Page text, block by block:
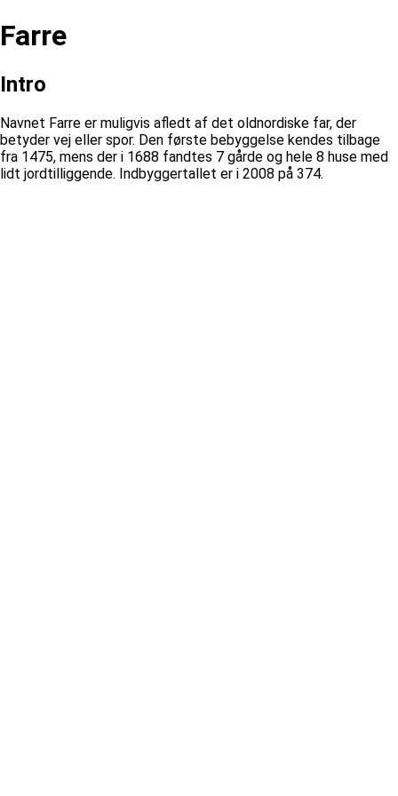
Farre
Intro
Navnet Farre er muligvis afledt af det oldnordiske far, der
betyder vej eller spor. Den første bebyggelse kendes tilbage
fra 1475, mens der i 1688 fandtes 7 gårde og hele 8 huse med
lidt jordtilliggende. Indbyggertallet er i 2008 på 374.